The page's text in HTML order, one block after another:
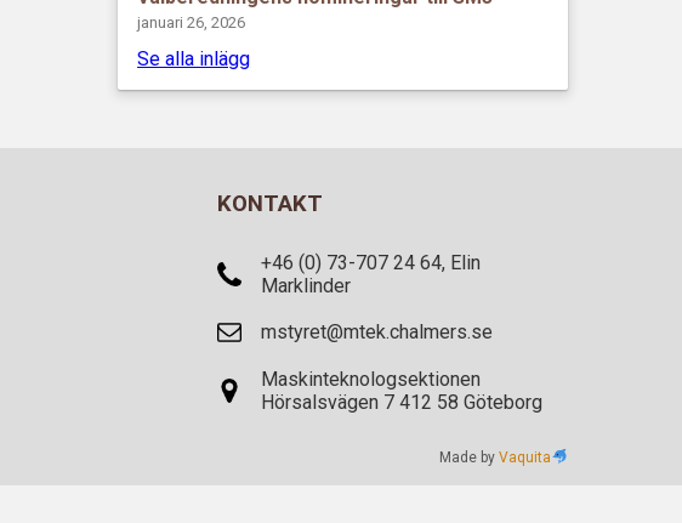
januari 26, 2026
Se alla inlägg
KONTAKT
+46 (0) 73-707 24 64, Elin
Marklinder
mstyret@mtek.chalmers.se
Maskinteknologsektionen
Hörsalsvägen 7 412 58 Göteborg
Made byVaquita